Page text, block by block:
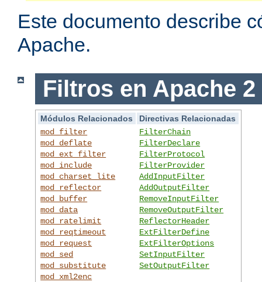
Este documento describe
Apache.
Filtros en Apache 2
Módulos Relacionados
Directivas Relacionadas
mod_filter
mod_deflate
mod_ext_filter
mod_include
mod_charset_lite
mod_reflector
mod_buffer
mod_data
mod_ratelimit
mod_reqtimeout
mod_request
mod_sed
mod_substitute
mod_xml2enc
FilterChain
FilterDeclare
FilterProtocol
FilterProvider
AddInputFilter
AddOutputFilter
RemoveInputFilter
RemoveOutputFilter
ReflectorHeader
ExtFilterDefine
ExtFilterOptions
SetInputFilter
SetOutputFilter